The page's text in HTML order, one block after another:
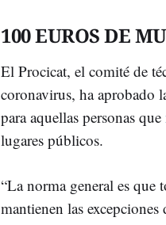
100 EUROS DE
El Procicat, el comité de
coronavirus, ha aprobado
para aquellas personas que
lugares públicos.
“La norma general es que
mantienen las